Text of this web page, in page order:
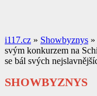
i117.cz » Showbyznys »
svým konkurzem na
se bál svých
SHOWBYZNYS